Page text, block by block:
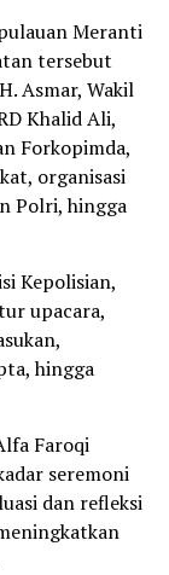
Meranti
tersebut
Asmar, Wakil
Khalid Ali,
Forkopimda,
organisasi
Polri, hingga
Kepolisian,
upacara,
hingga
Faroqi
seremoni
dan refleksi